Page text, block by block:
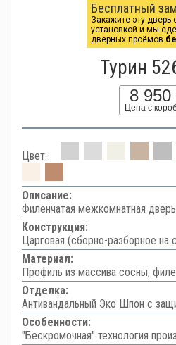
Бесплатный
Закажите эту дверь
установкой и мы
дверных проёмов
Турин
8 950
Цена с
Цвет:
Описание:
Филенчатая межкомнатная
Конструкция:
Царговая (сборно-разборное на
Материал:
Профиль из массива сосны,
Отделка:
Антивандальный Эко Шпон с
Особенности:
"Бескромочная" технология